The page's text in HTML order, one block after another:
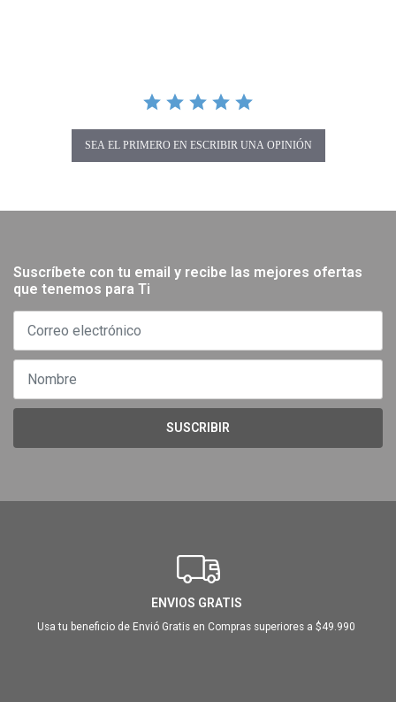
SEA EL PRIMERO EN ESCRIBIR UNA OPINIÓN
Suscríbete con tu email y recibe las mejores ofertas
que tenemos para Ti
SUSCRIBIR
ENVIOS GRATIS
Usa tu beneficio de Envió Gratis en Compras superiores a $49.990